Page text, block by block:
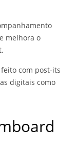
melhora o
feito com post-its
digitais como